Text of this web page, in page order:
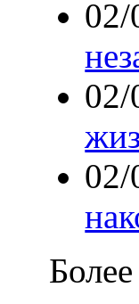
02/
02/
02/